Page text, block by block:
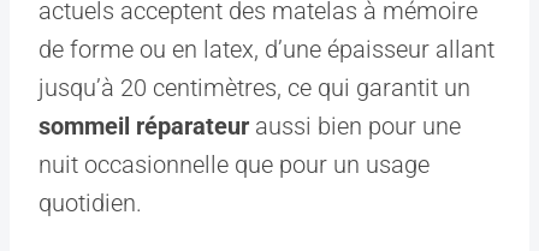
actuels acceptent des matelas à mémoire
de forme ou en latex, d’une épaisseur allant
jusqu’à 20 centimètres, ce qui garantit un
sommeil réparateur aussi bien pour une
nuit occasionnelle que pour un usage
quotidien.